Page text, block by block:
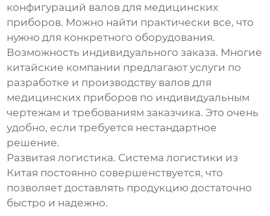
конфигураций валов для медицинских
приборов. Можно найти практически все, что
нужно для конкретного оборудования.
Возможность индивидуального заказа. Многие
китайские компании предлагают услуги по
разработке и производству валов для
медицинских приборов по индивидуальным
чертежам и требованиям заказчика. Это очень
удобно, если требуется нестандартное
решение.
Развитая логистика. Система логистики из
Китая постоянно совершенствуется, что
позволяет доставлять продукцию достаточно
быстро и надежно.